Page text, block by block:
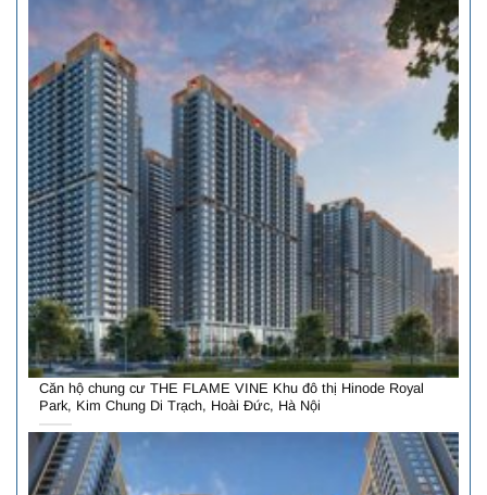
Căn hộ chung cư THE FLAME VINE Khu đô thị Hinode Royal
Park, Kim Chung Di Trạch, Hoài Đức, Hà Nội